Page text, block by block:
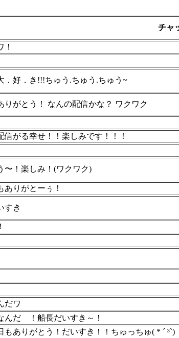
チャ
！
．好．き!!!ちゅう.ちゅう.ちゅう~
りがとう！ なんの配信かな？ ワクワク
信がる幸せ！！楽しみです！！！
〜！楽しみ！(ワクワク)
ありがとーぅ！
すき
だワ
んだ
！船長だいすき～！
もありがとう！だいすき！！ちゅっちゅ( * ´ ³`)